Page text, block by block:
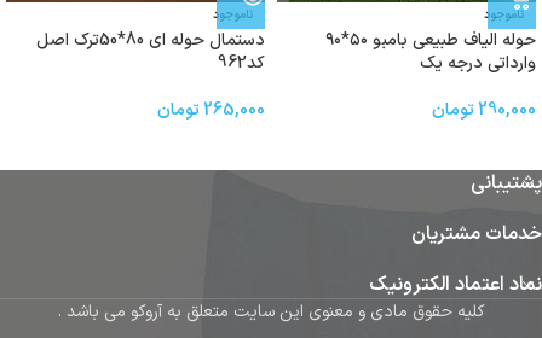
ناموجود
حوله الیاف طبیعی بامبو ۵۰*۹۰
وارداتی درجه یک
290,000تومان
ناموجود
دستمال حوله ای 80*50ترک اصل
کد962
265,000تومان
پشتیبانی
خدمات مشتریان
نماد اعتماد الکترونیک
کلیه حقوق مادی و معنوی این سایت متعلق به آروکو می باشد .